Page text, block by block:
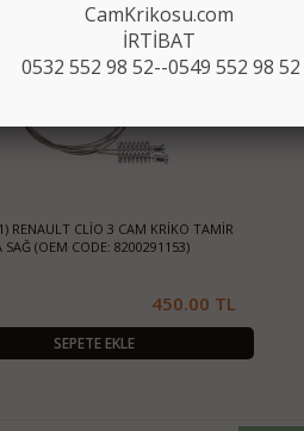
RENAULT CLİO 3 CAM KRİKO TAMİR
SAĞ (OEM CODE: 8200291153)
450.00 TL
SEPETE EKLE
CamKrikosu.com
İRTİBAT
0532 552 98 52--0549 552 98 52